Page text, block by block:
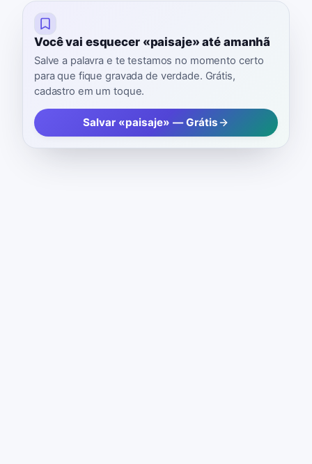
Você vai esquecer «paisaje» até amanhã
Salve a palavra e te testamos no momento certo
para que fique gravada de verdade. Grátis,
cadastro em um toque.
Salvar «paisaje» — Grátis